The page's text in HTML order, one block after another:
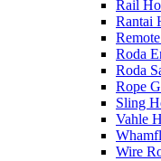
Rail
Rantai
Roda
Roda
Rope
Sling
Vahle
Wire